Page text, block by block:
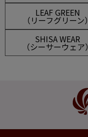
LEAF GREEN
（リーフグリーン）
SHISA WEAR
（シーサーウェア）